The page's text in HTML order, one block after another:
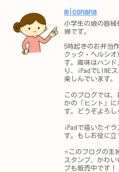
miconana
小学生の娘の器
婦です。
5時起きのお弁当
クック・ヘルシ
す。趣味はハン
り、iPadでLINE
楽しんでいます。
このブログでは
かの「ヒント」に
す。どうぞよろし
iPadで描いたイラ
す。もしお役に
⭐️このブログの主
スタンプ、かわ
プも販売中です！